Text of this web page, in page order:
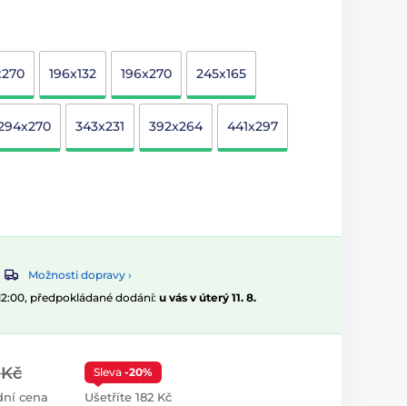
196x132 196x270 245x165
343x231 392x264 441x297
Možnosti dopravy ›
předpokládané dodání: u vás v úterý 11. 8.
cena
Sleva -20%
Ušetříte 182 Kč